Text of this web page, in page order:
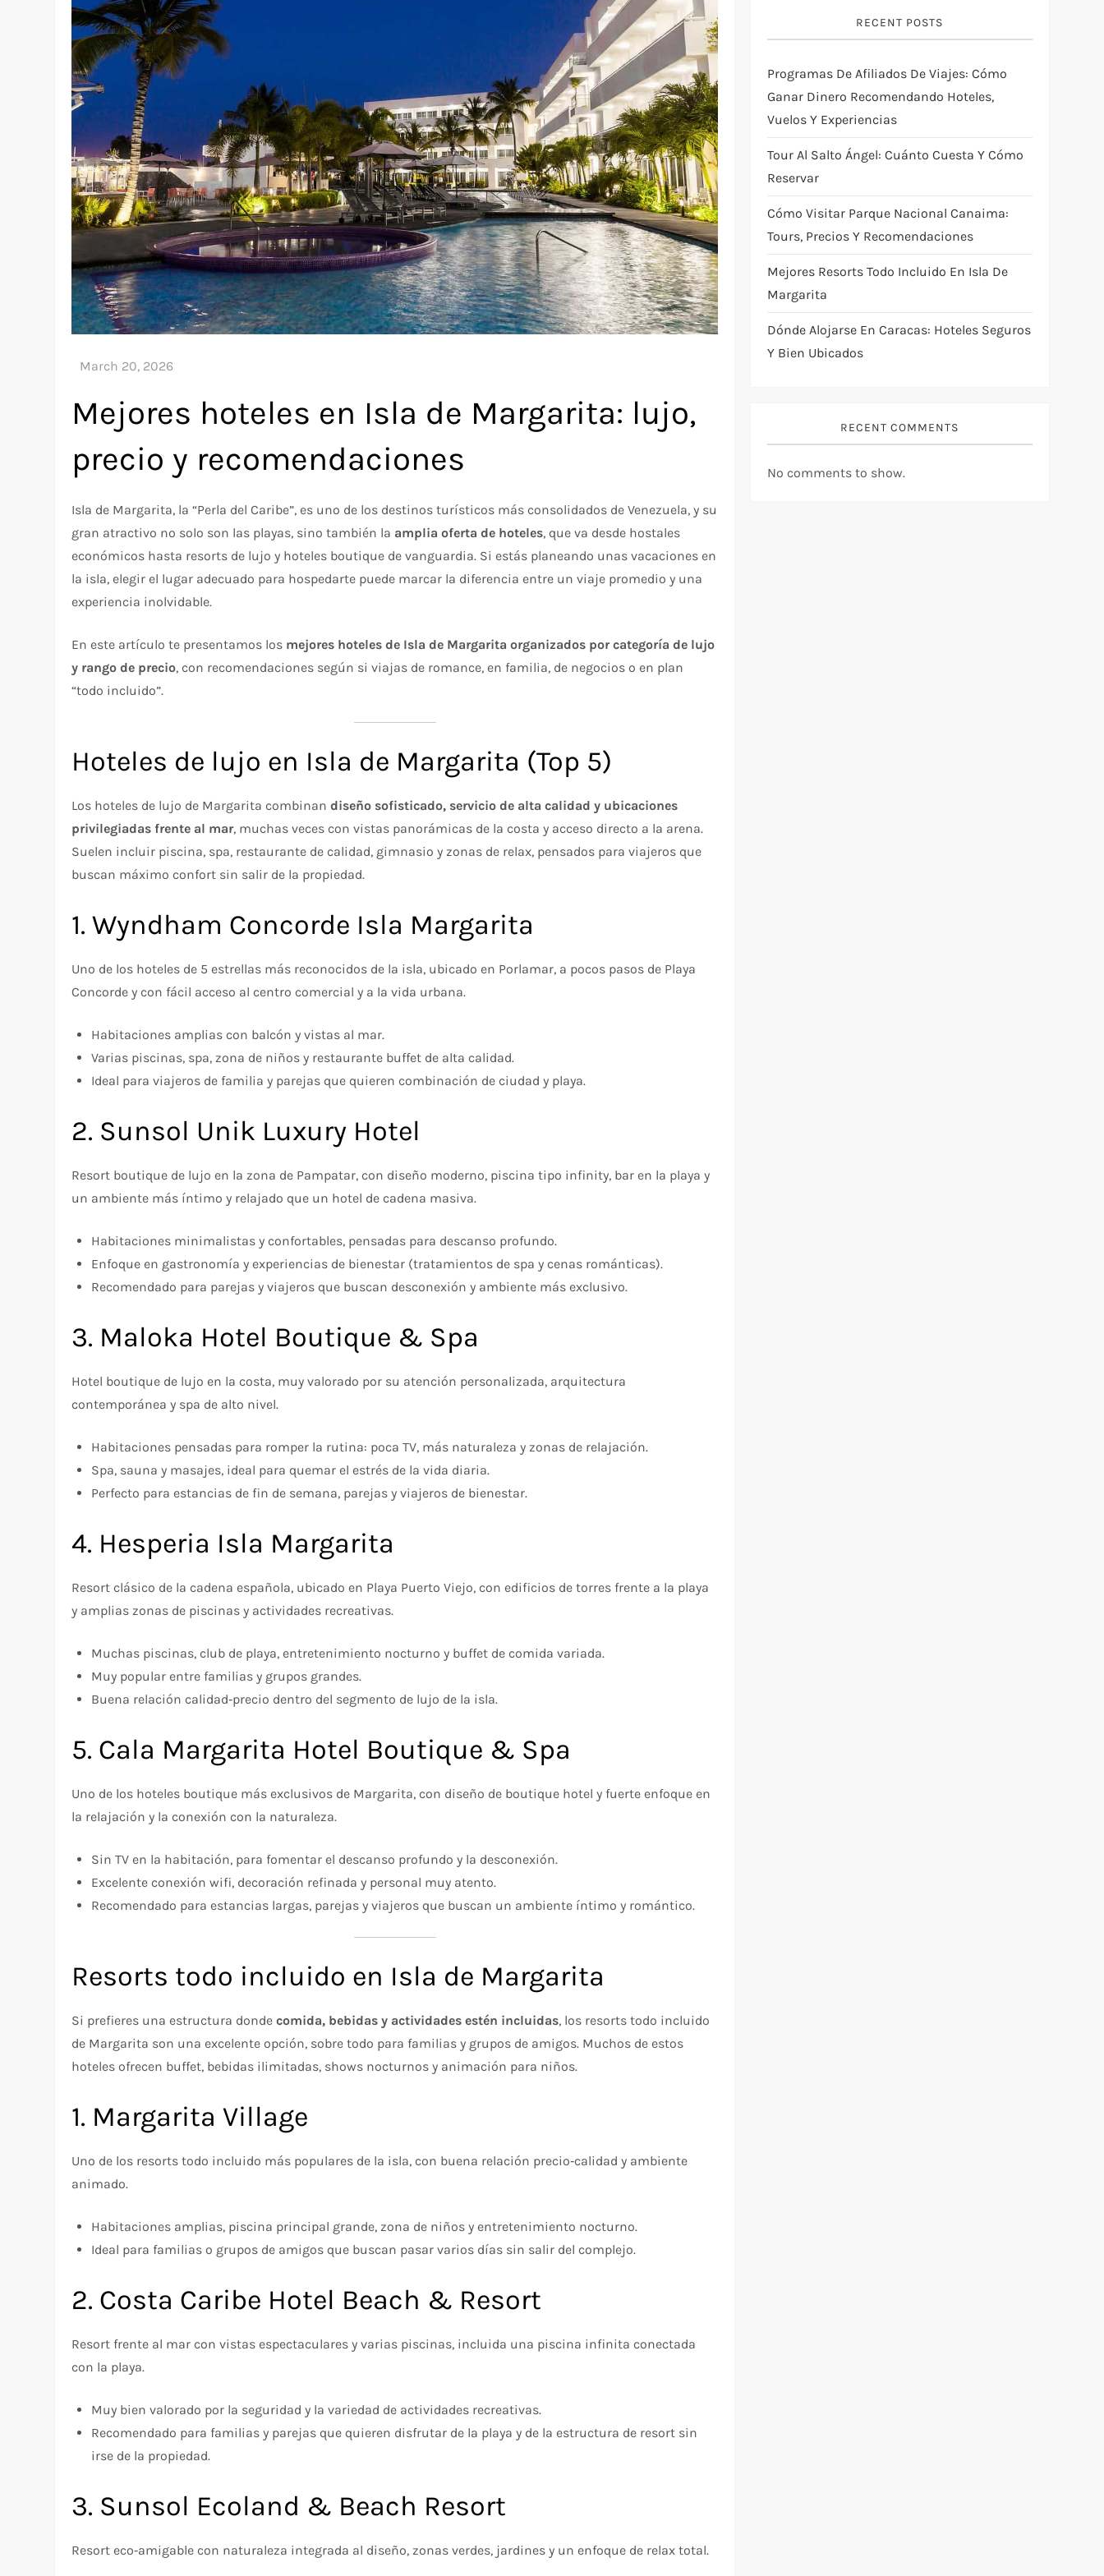
Mejores hoteles en Isla de Margarita: lujo,
precio y recomendaciones
Isla de Margarita, la “Perla del Caribe”, es uno de los destinos turísticos más consolidados de Venezuela, y su
gran atractivo no solo son las playas, sino también la amplia oferta de hoteles, que va desde hostales
económicos hasta resorts de lujo y hoteles boutique de vanguardia. Si estás planeando unas vacaciones en
la isla, elegir el lugar adecuado para hospedarte puede marcar la diferencia entre un viaje promedio y una
experiencia inolvidable.
En este artículo te presentamos los mejores hoteles de Isla de Margarita organizados por categoría de lujo
y rango de precio, con recomendaciones según si viajas de romance, en familia, de negocios o en plan
“todo incluido”.
Hoteles de lujo en Isla de Margarita (Top 5)
Los hoteles de lujo de Margarita combinandiseño sofisticado, servicio de alta calidad y ubicaciones
privilegiadas frente al mar, muchas veces con vistas panorámicas de la costa y acceso directo a la arena.
Suelen incluir piscina, spa, restaurante de calidad, gimnasio y zonas de relax, pensados para viajeros que
buscan máximo confort sin salir de la propiedad.
1. Wyndham Concorde Isla Margarita
Uno de los hoteles de 5 estrellas más reconocidos de la isla, ubicado en Porlamar, a pocos pasos de Playa
Concorde y con fácil acceso al centro comercial y a la vida urbana.
Habitaciones amplias con balcón y vistas al mar.
Varias piscinas, spa, zona de niños y restaurante buffet de alta calidad.
Ideal para viajeros de familia y parejas que quieren combinación de ciudad y playa.
2. Sunsol Unik Luxury Hotel
Resort boutique de lujo en la zona de Pampatar, con diseño moderno, piscina tipo infinity, bar en la playa y
un ambiente más íntimo y relajado que un hotel de cadena masiva.
Habitaciones minimalistas y confortables, pensadas para descanso profundo.
Enfoque en gastronomía y experiencias de bienestar (tratamientos de spa y cenas románticas).
Recomendado para parejas y viajeros que buscan desconexión y ambiente más exclusivo.
3. Maloka Hotel Boutique & Spa
Hotel boutique de lujo en la costa, muy valorado por su atención personalizada, arquitectura
contemporánea y spa de alto nivel.
Habitaciones pensadas para romper la rutina: poca TV, más naturaleza y zonas de relajación.
Spa, sauna y masajes, ideal para quemar el estrés de la vida diaria.
Perfecto para estancias de fin de semana, parejas y viajeros de bienestar.
4. Hesperia Isla Margarita
Resort clásico de la cadena española, ubicado en Playa Puerto Viejo, con edificios de torres frente a la playa
y amplias zonas de piscinas y actividades recreativas.
Muchas piscinas, club de playa, entretenimiento nocturno y buffet de comida variada.
Muy popular entre familias y grupos grandes.
Buena relación calidad‑precio dentro del segmento de lujo de la isla.
5. Cala Margarita Hotel Boutique & Spa
Uno de los hoteles boutique más exclusivos de Margarita, con diseño de boutique hotel y fuerte enfoque en
la relajación y la conexión con la naturaleza.
Sin TV en la habitación, para fomentar el descanso profundo y la desconexión.
Excelente conexión wifi, decoración refinada y personal muy atento.
Recomendado para estancias largas, parejas y viajeros que buscan un ambiente íntimo y romántico.
Resorts todo incluido en Isla de Margarita
Si prefieres una estructura dondecomida, bebidas y actividades estén incluidas, los resorts todo incluido
de Margarita son una excelente opción, sobre todo para familias y grupos de amigos. Muchos de estos
hoteles ofrecen buffet, bebidas ilimitadas, shows nocturnos y animación para niños.
1. Margarita Village
Uno de los resorts todo incluido más populares de la isla, con buena relación precio‑calidad y ambiente
animado.​
Habitaciones amplias, piscina principal grande, zona de niños y entretenimiento nocturno.​
Ideal para familias o grupos de amigos que buscan pasar varios días sin salir del complejo.
2. Costa Caribe Hotel Beach & Resort
Resort frente al mar con vistas espectaculares y varias piscinas, incluida una piscina infinita conectada
con la playa.
Muy bien valorado por la seguridad y la variedad de actividades recreativas.
Recomendado para familias y parejas que quieren disfrutar de la playa y de la estructura de resort sin
irse de la propiedad.
3. Sunsol Ecoland & Beach Resort
Resort eco‑amigable con naturaleza integrada al diseño, zonas verdes, jardines y un enfoque de relax total.​
RECENT POSTS
Programas De Afiliados De Viajes: Cómo
Ganar Dinero Recomendando Hoteles,
Vuelos Y Experiencias
Tour Al Salto Ángel: Cuánto Cuesta Y Cómo
Reservar
Cómo Visitar Parque Nacional Canaima:
Tours, Precios Y Recomendaciones
Mejores Resorts Todo Incluido En Isla De
Margarita
Dónde Alojarse En Caracas: Hoteles Seguros
Y Bien Ubicados
RECENT COMMENTS
No comments to show.